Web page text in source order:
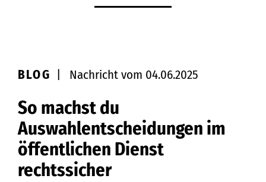
BLOG Nachricht vom 04.06.2025
So machst du
Auswahlentscheidungen im
öffentlichen Dienst
rechtssicher